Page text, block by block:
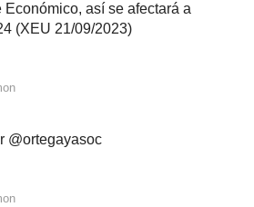
así se afectará a
(XEU 21/09/2023)
@ortegayasoc